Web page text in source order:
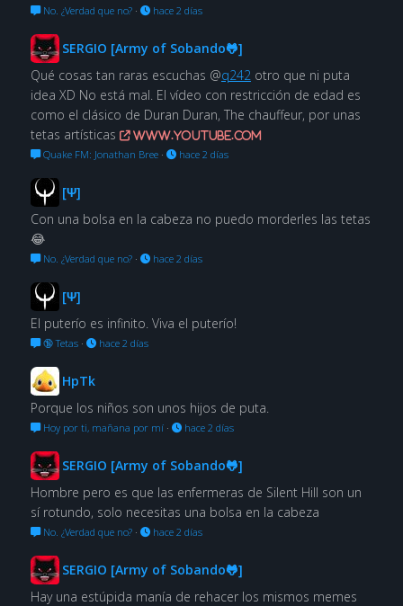
No. ¿Verdad que no?· hace 2 días
SERGIO [Army of Sobando🐸]
Qué cosas tan raras escuchas @q242 otro que ni puta
idea XD No está mal. El vídeo con restricción de edad es
como el clásico de Duran Duran, The chauffeur, por unas
tetas artísticas
www.youtube.com
Quake FM: Jonathan Bree· hace 2 días
[Ψ]
Con una bolsa en la cabeza no puedo morderles las tetas
😂
No. ¿Verdad que no?· hace 2 días
[Ψ]
El puterío es infinito. Viva el puterío!
🔞 Tetas· hace 2 días
HpTk
Porque los niños son unos hijos de puta.
Hoy por ti, mañana por mí· hace 2 días
SERGIO [Army of Sobando🐸]
Hombre pero es que las enfermeras de Silent Hill son un
sí rotundo, solo necesitas una bolsa en la cabeza
No. ¿Verdad que no?· hace 2 días
SERGIO [Army of Sobando🐸]
Hay una estúpida manía de rehacer los mismos memes